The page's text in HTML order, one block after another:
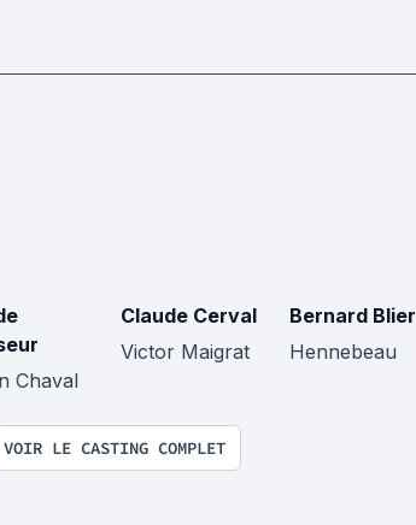
Chaval
Claude Cerval
Victor Maigrat
Bernard Blier
Hennebeau
VOIR LE CASTING COMPLET